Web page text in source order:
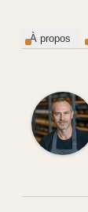
À propos